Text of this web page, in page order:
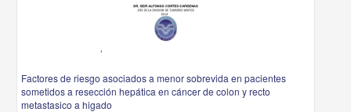
Factores de riesgo asociados a menor sobrevida en pacientes
sometidos a resección hepática en cáncer de colon y recto
metastasico a higado